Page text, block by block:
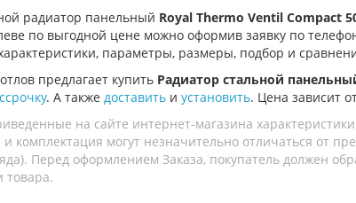
радиатор панельный Royal Thermo Ventil Compact
по выгодной цене можно оформив заявку по
параметры, размеры, подбор и
предлагает купить Радиатор стальной
. А также доставить и установить. Цена зависит
на сайте интернет-магазина
комплектация могут незначительно отличаться от
Перед оформлением Заказа, покупатель должен
товара.